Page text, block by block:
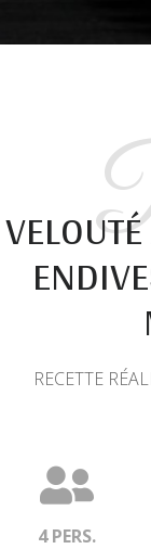
RECETTE
4 PERS.